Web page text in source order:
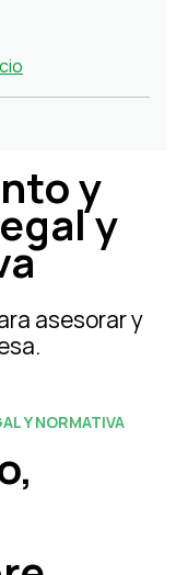
y
y
asesorar y
Y NORMATIVA